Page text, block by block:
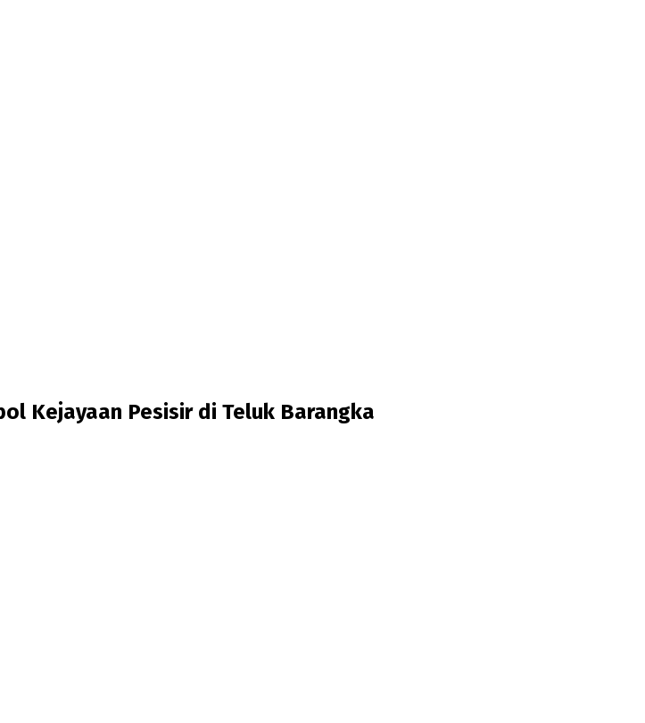
Kejayaan Pesisir di Teluk Barangka